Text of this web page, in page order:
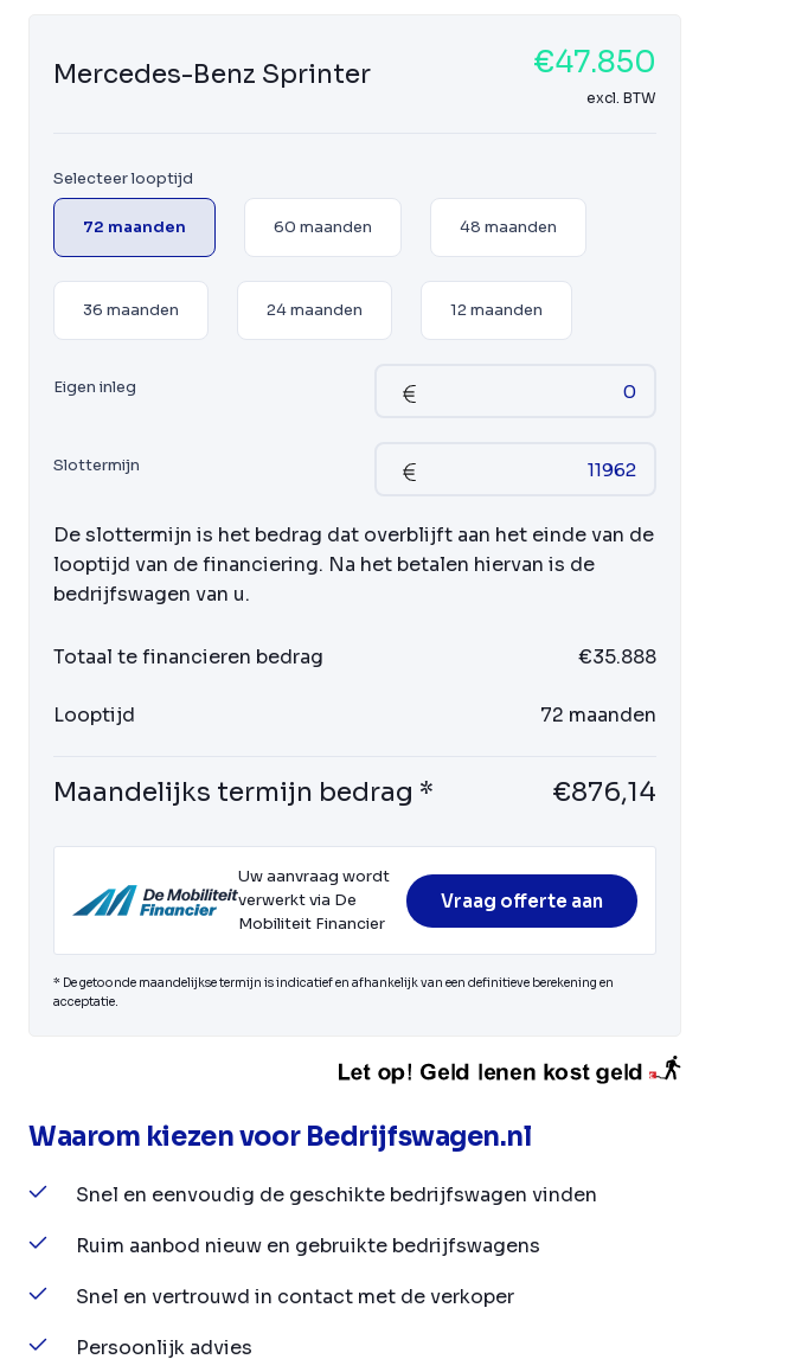
Mercedes-Benz Sprinter €47.850
excl. BTW
Selecteer looptijd
72 maanden 60 maanden 48 maanden
36 maanden 24 maanden 12 maanden
Eigen inleg
Slottermijn
De slottermijn is het bedrag dat overblijft aan het einde van de
looptijd van de financiering. Na het betalen hiervan is de
bedrijfswagen van u.
Totaal te financieren bedrag €35.888
Looptijd 72 maanden
Maandelijks termijn bedrag * €876,14
Uw aanvraag wordt
verwerkt via De
Mobiliteit Financier
Vraag offerte aan
* De getoonde maandelijkse termijn is indicatief en afhankelijk van een definitieve berekening en
acceptatie.
Waarom kiezen voor Bedrijfswagen.nl
Snel en eenvoudig de geschikte bedrijfswagen vinden
Ruim aanbod nieuw en gebruikte bedrijfswagens
Snel en vertrouwd in contact met de verkoper
Persoonlijk advies